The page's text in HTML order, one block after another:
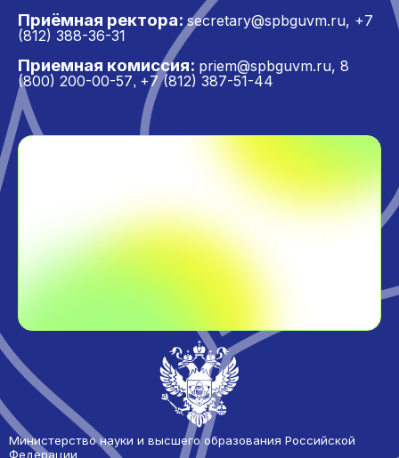
Приёмная ректора: secretary@spbguvm.ru, +7
(812) 388-36-31
Приемная комиссия: priem@spbguvm.ru, 8
(800) 200-00-57, +7 (812) 387-51-44
Министерство науки и высшего образования Российской
Федерации